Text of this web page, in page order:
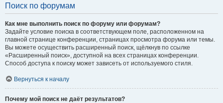
Поиск по форумам
Как мне выполнить поиск по форуму или форумам?
Задайте условие поиска в соответствующем поле, расположенном на
главной странице конференции, страницах просмотра форума или темы.
Вы можете осуществить расширенный поиск, щёлкнув по ссылке
«Расширенный поиск», доступной на всех страницах конференции.
Способ доступа к поиску может зависеть от используемого стиля.
Вернуться к началу
Почему мой поиск не даёт результатов?